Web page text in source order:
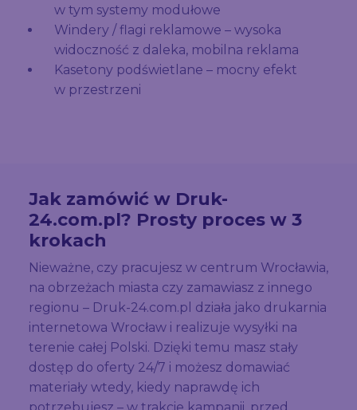
w tym systemy modułowe
Windery / flagi reklamowe – wysoka
widoczność z daleka, mobilna reklama
Kasetony podświetlane – mocny efekt
w przestrzeni
Jak zamówić w Druk-
24.com.pl? Prosty proces w 3
krokach
Nieważne, czy pracujesz w centrum Wrocławia,
na obrzeżach miasta czy zamawiasz z innego
regionu – Druk-24.com.pl działa jako drukarnia
internetowa Wrocław i realizuje wysyłki na
terenie całej Polski. Dzięki temu masz stały
dostęp do oferty 24/7 i możesz domawiać
materiały wtedy, kiedy naprawdę ich